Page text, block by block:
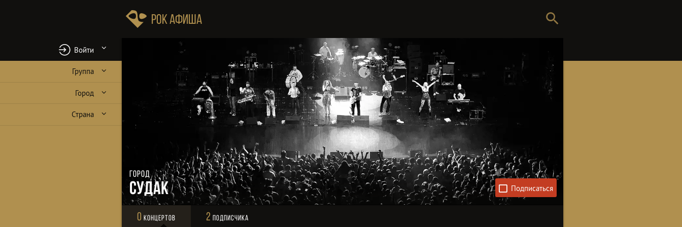
Рок Афиша
Войти
Группа
Город
Страна
Город
Судак
0 Концертов 2 Подписчика